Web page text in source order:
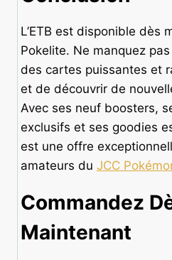
L’ETB est disponible dès
Pokelite. Ne manquez pas
des cartes puissantes et
et de découvrir de
Avec ses neuf boosters,
exclusifs et ses goodies
est une offre
amateurs du JCC
Commandez
Maintenant